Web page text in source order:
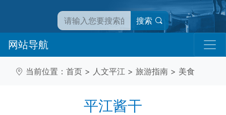
搜索
网站导航
当前位置： 首页 > 人文平江 > 旅游指南 > 美食
平江酱干